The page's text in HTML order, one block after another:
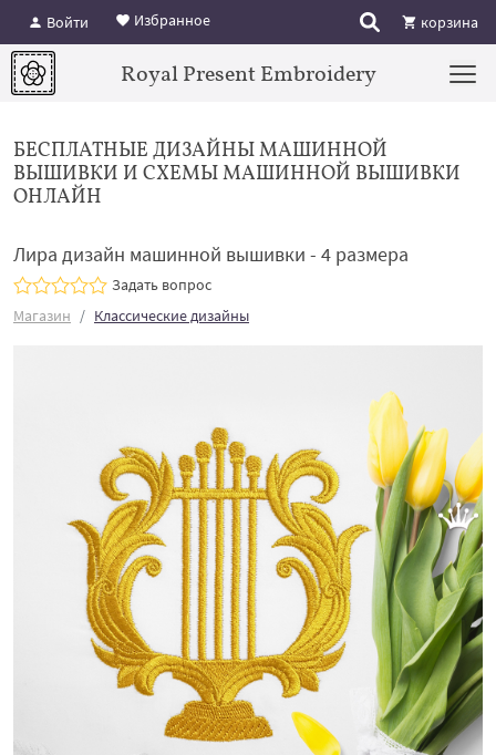
Войти Избранное корзина
Royal Present Embroidery
БЕСПЛАТНЫЕ ДИЗАЙНЫ МАШИННОЙ
ВЫШИВКИ И СХЕМЫ МАШИННОЙ ВЫШИВКИ
ОНЛАЙН
Лира дизайн машинной вышивки - 4 размера
Задать вопрос
Магазин
Классические дизайны